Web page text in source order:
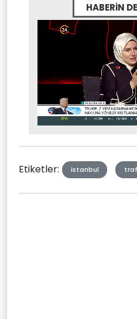
HABERİN
Mute Stream
Etiketler: istanbul